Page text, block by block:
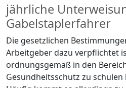
jährliche
Gabelstaplerfahrer
Die gesetzlichen
Arbeitgeber dazu verpflichtet
ordnungsgemäß in den
Gesundheitsschutz zu